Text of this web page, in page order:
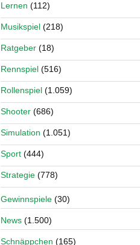
Lernen (112)
Musikspiel (218)
Ratgeber (18)
Rennspiel (516)
Rollenspiel (1.059)
Shooter (686)
Simulation (1.051)
Sport (444)
Strategie (778)
Gewinnspiele (30)
News (1.500)
Schnäppchen (165)